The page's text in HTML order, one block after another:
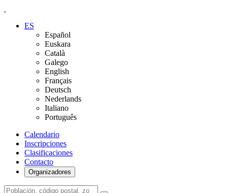
ES
Español
Euskara
Català
Galego
English
Français
Deutsch
Nederlands
Italiano
Português
Calendario
Inscripciones
Clasificaciones
Contacto
Organizadores